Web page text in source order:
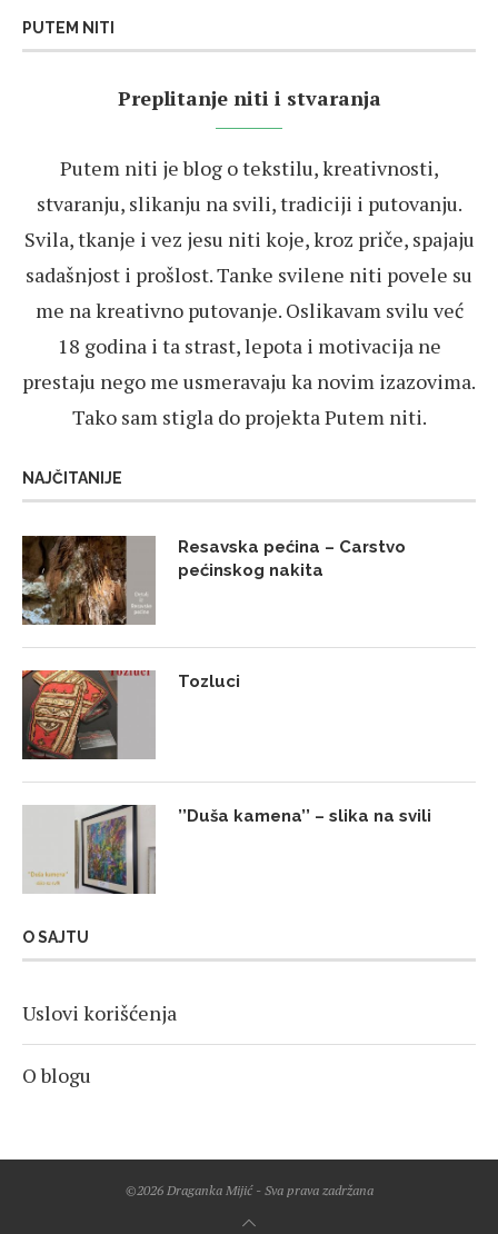
PUTEM NITI
Preplitanje niti i stvaranja
Putem niti je blog o tekstilu, kreativnosti,
stvaranju, slikanju na svili, tradiciji i putovanju.
Svila, tkanje i vez jesu niti koje, kroz priče, spajaju
sadašnjost i prošlost. Tanke svilene niti povele su
me na kreativno putovanje. Oslikavam svilu već
18 godina i ta strast, lepota i motivacija ne
prestaju nego me usmeravaju ka novim izazovima.
Tako sam stigla do projekta Putem niti.
NAJČITANIJE
Resavska pećina – Carstvo
pećinskog nakita
Tozluci
’’Duša kamena’’ – slika na svili
O SAJTU
Uslovi korišćenja
O blogu
©2026 Draganka Mijić - Sva prava zadržana